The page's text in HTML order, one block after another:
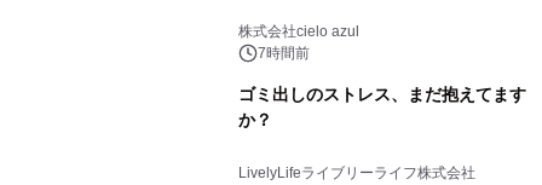
株式会社cielo azul
7時間前
ゴミ出しのストレス、まだ抱えてます
か？
LivelyLifeライブリーライフ株式会社